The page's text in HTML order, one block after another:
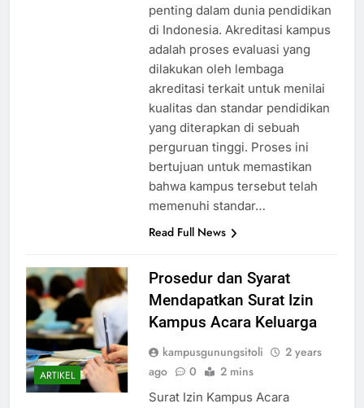
penting dalam dunia pendidikan
di Indonesia. Akreditasi kampus
adalah proses evaluasi yang
dilakukan oleh lembaga
akreditasi terkait untuk menilai
kualitas dan standar pendidikan
yang diterapkan di sebuah
perguruan tinggi. Proses ini
bertujuan untuk memastikan
bahwa kampus tersebut telah
memenuhi standar…
Read Full News
ARTIKEL
Prosedur dan Syarat
Mendapatkan Surat Izin
Kampus Acara Keluarga
kampusgunungsitoli
2 years
ago
0 2 mins
Surat Izin Kampus Acara